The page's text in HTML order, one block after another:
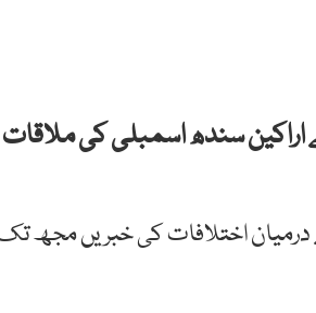
سندھ اسمبلی کی ملاقات
درمیان اختلافات کی خبریں مجھ